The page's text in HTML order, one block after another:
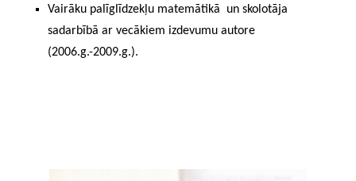
Vairāku palīglīdzekļu matemātikā un skolotāja
sadarbībā ar vecākiem izdevumu autore
(2006.g.-2009.g.).